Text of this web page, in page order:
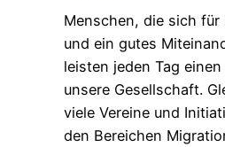
Menschen, die sich
und ein gutes
leisten jeden Tag
unsere Gesellschaft.
viele Vereine und
den Bereichen